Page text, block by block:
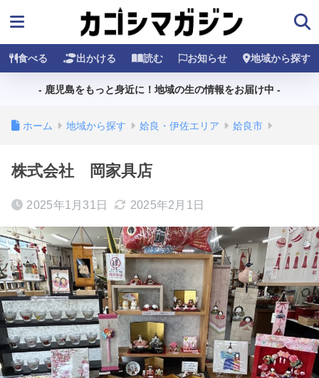
食べる 出かける 読む お知らせ 地域から探す
- 鹿児島をもっと身近に！地域の生の情報をお届け中 -
ホーム 地域から探す 姶良・伊佐エリア 姶良市
株式会社 岡家具店
2025年1月31日 2025年2月1日